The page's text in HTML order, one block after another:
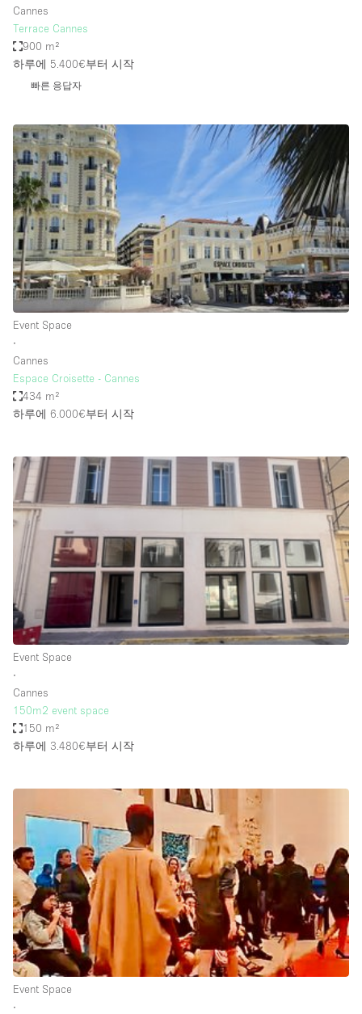
Atelier / Workshop Studio
Boat
Boutique / Shop
Conference Room
Container
Creative Space
Event Space
Fair / Festival
Hall
Mansion / House
Meeting Space
Other
Photo / Filming Studio
Rooftop
Salon
Shop Share
Stall / Market Stall
Truck
Warehouse
Air Conditioning
Animals Friendly
Bar
Bathroom
Car Display
Concierge
Counters
Cannes
Terrace Cannes
900 m²
하루에 5.400€부터 시작
빠른 응답자
Event Space
∙
Cannes
Espace Croisette - Cannes
434 m²
하루에 6.000€부터 시작
Event Space
∙
Cannes
150m2 event space
150 m²
하루에 3.480€부터 시작
Event Space
∙